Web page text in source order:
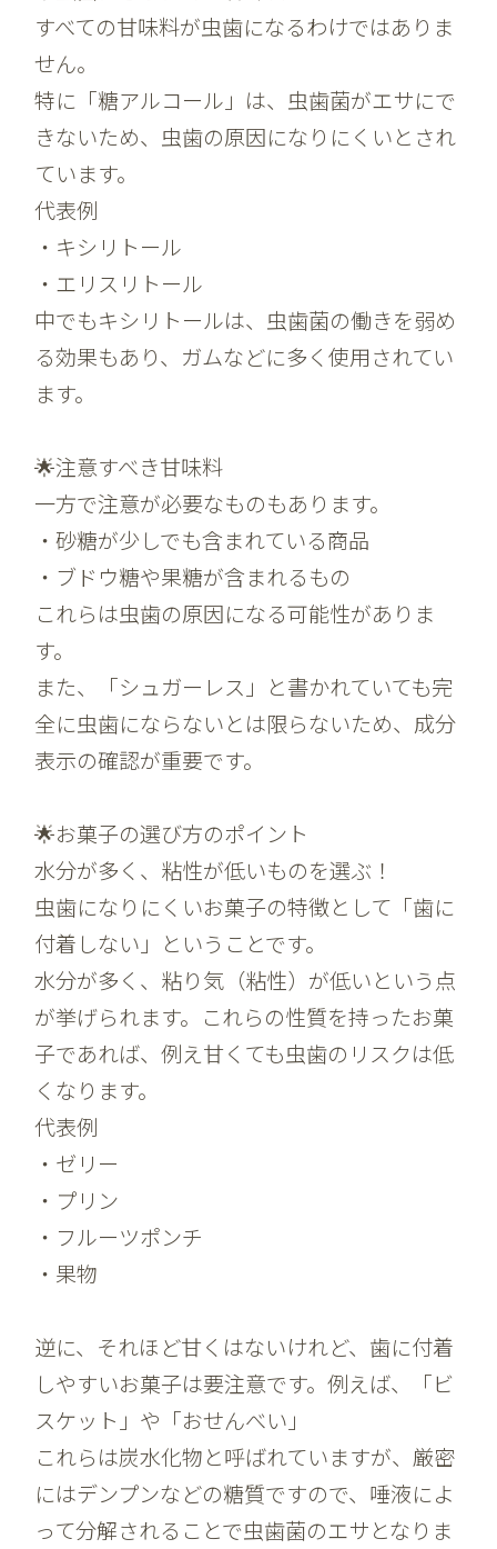
すべての甘味料が虫歯になるわけではありま
せん。
特に「糖アルコール」は、虫歯菌がエサにで
きないため、虫歯の原因になりにくいとされ
ています。
代表例
・キシリトール
・エリスリトール
中でもキシリトールは、虫歯菌の働きを弱め
る効果もあり、ガムなどに多く使用されてい
ます。
🌟注意すべき甘味料
一方で注意が必要なものもあります。
・砂糖が少しでも含まれている商品
・ブドウ糖や果糖が含まれるもの
これらは虫歯の原因になる可能性がありま
す。
また、「シュガーレス」と書かれていても完
全に虫歯にならないとは限らないため、成分
表示の確認が重要です。
🌟お菓子の選び方のポイント
水分が多く、粘性が低いものを選ぶ！
虫歯になりにくいお菓子の特徴として「歯に
付着しない」ということです。
水分が多く、粘り気（粘性）が低いという点
が挙げられます。これらの性質を持ったお菓
子であれば、例え甘くても虫歯のリスクは低
くなります。
代表例
・ゼリー
・プリン
・フルーツポンチ
・果物
逆に、それほど甘くはないけれど、歯に付着
しやすいお菓子は要注意です。例えば、「ビ
スケット」や「おせんべい」
これらは炭水化物と呼ばれていますが、厳密
にはデンプンなどの糖質ですので、唾液によ
って分解されることで虫歯菌のエサとなりま